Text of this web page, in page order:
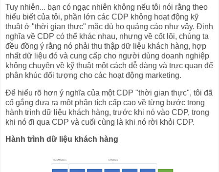
Tuy nhiên... bạn có ngạc nhiên không nếu tôi nói rằng theo
hiểu biết của tôi, phần lớn các CDP không hoạt động kỹ
thuật ở "thời gian thực" mặc dù họ quảng cáo như vậy. Định
nghĩa về CDP có thể khác nhau, nhưng về cốt lõi, chúng ta
đều đồng ý rằng nó phải thu thập dữ liệu khách hàng, hợp
nhất dữ liệu đó và cung cấp cho người dùng doanh nghiệp
không chuyên về kỹ thuật một cách dễ dàng và trực quan để
phân khúc đối tượng cho các hoạt động marketing.
Để hiểu rõ hơn ý nghĩa của một CDP "thời gian thực", tôi đã
cố gắng đưa ra một phân tích cấp cao về từng bước trong
hành trình dữ liệu khách hàng, trước khi nó vào CDP, trong
khi nó đi qua CDP và cuối cùng là khi nó rời khỏi CDP.
Hành trình dữ liệu khách hàng